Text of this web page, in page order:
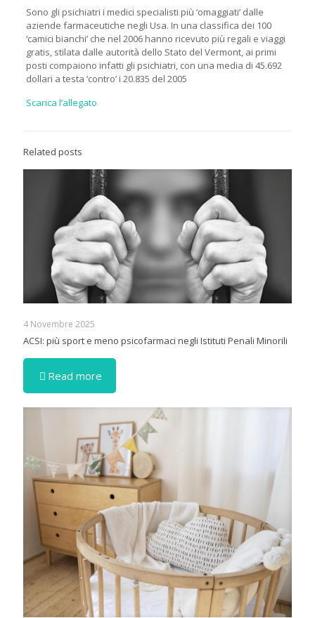
Sono gli psichiatri i medici specialisti più ‘omaggiati’ dalle
aziende farmaceutiche negli Usa. In una classifica dei 100
‘camici bianchi’ che nel 2006 hanno ricevuto più regali e viaggi
gratis, stilata dalle autorità dello Stato del Vermont, ai primi
posti compaiono infatti gli psichiatri, con una media di 45.692
dollari a testa ‘contro’ i 20.835 del 2005
Scarica l’allegato
Related posts
4 Novembre 2025
ACSI: più sport e meno psicofarmaci negli Istituti Penali Minorili
Read more